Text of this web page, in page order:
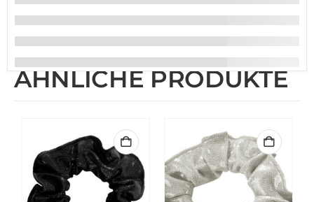
ÄHNLICHE PRODUKTE